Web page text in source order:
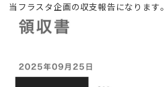
当フラスタ企画の収支報告になります。